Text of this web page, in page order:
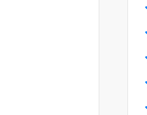
새벽
배낭
익사
『샤